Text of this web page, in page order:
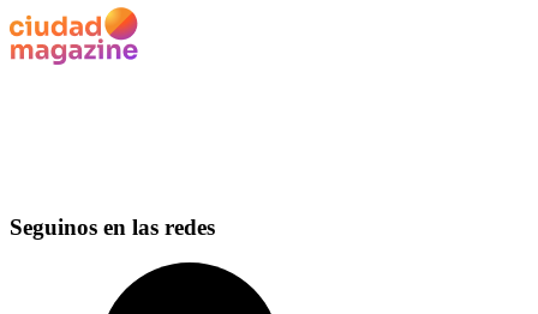
Seguinos en las redes